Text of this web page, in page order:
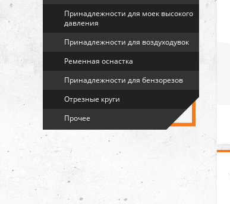
Принадлежности для моек высокого
давления
Принадлежности для воздуходувок
Ременная оснастка
Принадлежности для бензорезов
Отрезные круги
Прочее